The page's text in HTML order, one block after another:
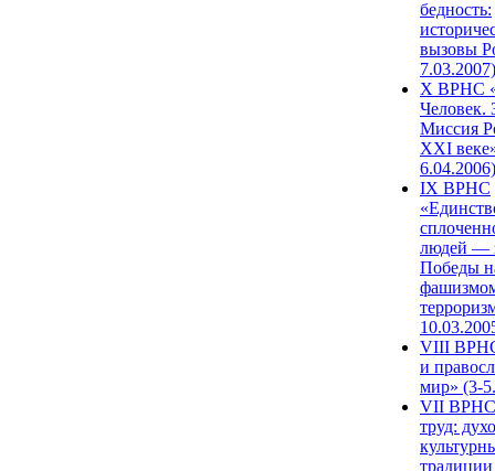
бедность:
вызовы
7.03.2007)
X ВРНС
Человек.
Миссия
XXI
6.04.2006)
IX ВРНС
людей —
Победы
VIII
и
мир» (3-
VII ВРНС
труд: